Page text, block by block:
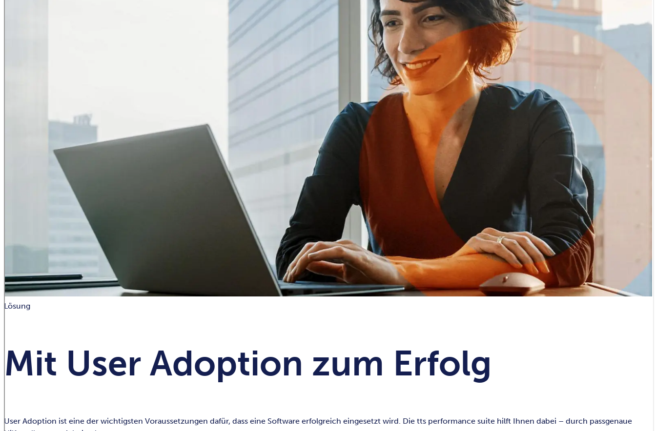
Lösung
Mit User Adoption zum Erfolg
User Adoption ist eine der wichtigsten Voraussetzungen dafür, dass eine Software erfolgreich eingesetzt wird. Die tts performance suite hilft Ihnen dabei – durch passgenaue